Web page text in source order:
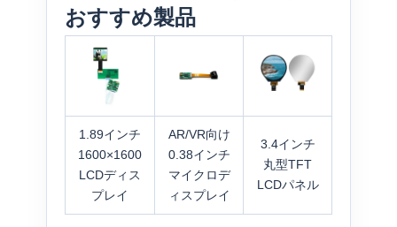
おすすめ製品
1.89インチ
1600×1600
LCDディス
プレイ
AR/VR向け
0.38インチ
マイクロデ
ィスプレイ
3.4インチ
丸型TFT
LCDパネル